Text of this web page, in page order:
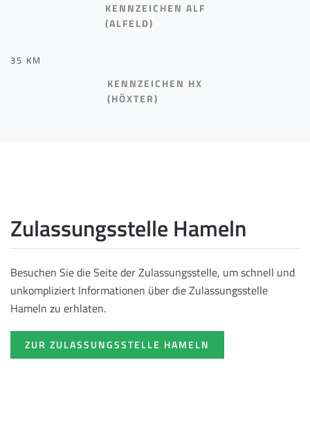
KENNZEICHEN ALF
(ALFELD)
35 KM
KENNZEICHEN HX
(HÖXTER)
Zulassungsstelle Hameln
Besuchen Sie die Seite der Zulassungsstelle, um schnell und
unkompliziert Informationen über die Zulassungsstelle
Hameln zu erhlaten.
ZUR ZULASSUNGSSTELLE HAMELN